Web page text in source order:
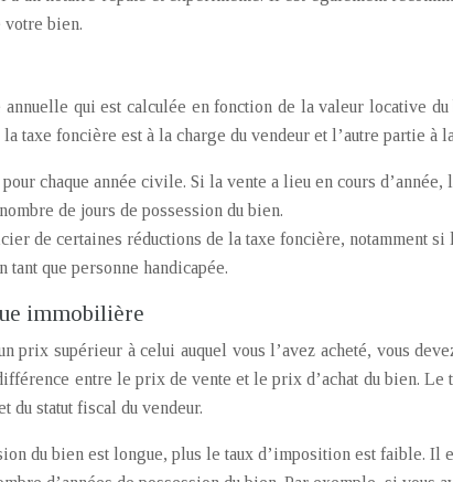
votre bien.
qui est calculée en fonction de la valeur locative
taxe foncière est à la charge du vendeur et l’autre partie à
chaque année civile. Si la vente a lieu en cours
de jours de possession du bien.
de certaines réductions de la taxe foncière, notamment
tant que personne handicapée.
immobilière
prix supérieur à celui auquel vous l’avez acheté, vous
entre le prix de vente et le prix d’achat du bien.
du statut fiscal du vendeur.
du bien est longue, plus le taux d’imposition est faible. Il